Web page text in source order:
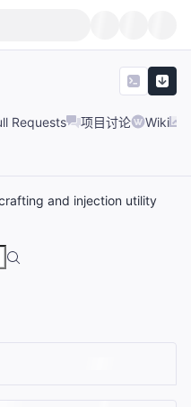
Requests 项目讨论 Wiki
and injection utility